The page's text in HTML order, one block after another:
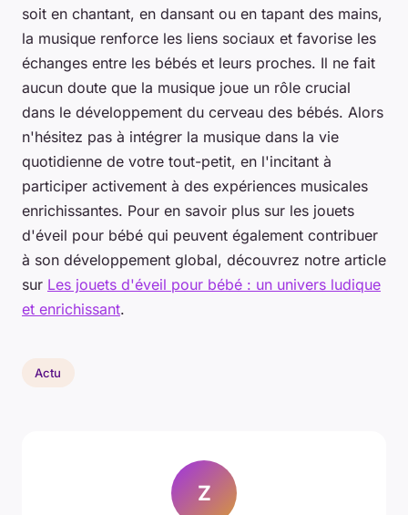
soit en chantant, en dansant ou en tapant des mains,
la musique renforce les liens sociaux et favorise les
échanges entre les bébés et leurs proches. Il ne fait
aucun doute que la musique joue un rôle crucial
dans le développement du cerveau des bébés. Alors
n'hésitez pas à intégrer la musique dans la vie
quotidienne de votre tout-petit, en l'incitant à
participer activement à des expériences musicales
enrichissantes. Pour en savoir plus sur les jouets
d'éveil pour bébé qui peuvent également contribuer
à son développement global, découvrez notre article
sur Les jouets d'éveil pour bébé : un univers ludique
et enrichissant.
Actu
Z